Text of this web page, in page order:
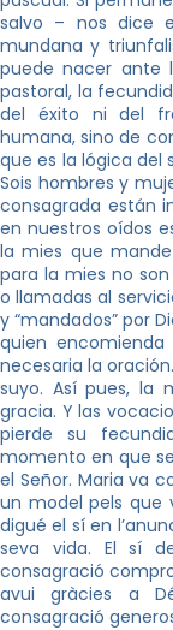
salvo – nos dice
mundana y
puede nacer ante
pastoral, la
del éxito ni del
humana, sino de
que es la lógica del
Sois hombres y
consagrada están
en nuestros oídos
la mies que mande
para la mies no
o llamadas al
y “mandados” por
quien
necesaria la
suyo. Así pues, la
gracia. Y las
pierde su
momento en que
el Señor. Maria va
un model pels que
digué el sí en
seva vida. El sí
consagració
avui gràcies a
consagració